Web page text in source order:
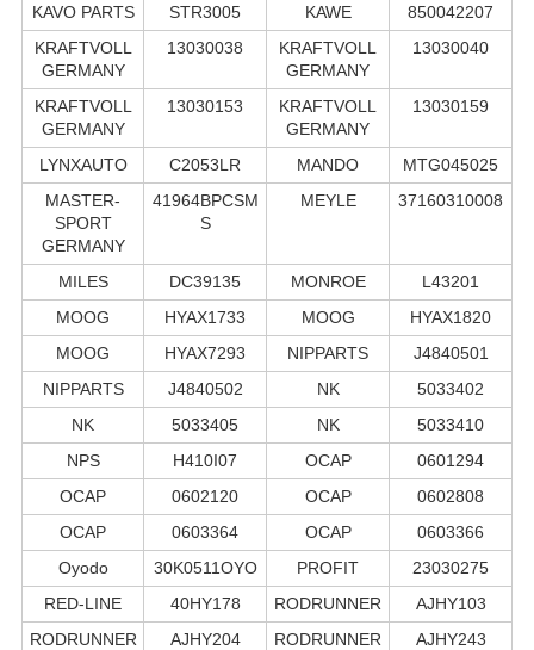
KAVO PARTS
STR3005 KAWE
850042207
KRAFTVOLL
GERMANY
13030038
KRAFTVOLL
GERMANY
13030040
KRAFTVOLL
GERMANY
13030153
KRAFTVOLL
GERMANY
13030159
LYNXAUTO C2053LR MANDO
MTG045025
MASTER-
SPORT
GERMANY
41964BPCSM
S
MEYLE 37160310008
MILES DC39135 MONROE
L43201
MOOG
HYAX1733 MOOG
HYAX1820
MOOG
HYAX7293 NIPPARTS
J4840501
NIPPARTS
J4840502 NK
5033402
NK
5033405 NK
5033410
NPS
H410I07 OCAP
0601294
OCAP
0602120 OCAP
0602808
OCAP
0603364 OCAP
0603366
Oyodo
30K0511OYO PROFIT
23030275
RED-LINE
40HY178 RODRUNNER
AJHY103
RODRUNNER
AJHY204 RODRUNNER
AJHY243